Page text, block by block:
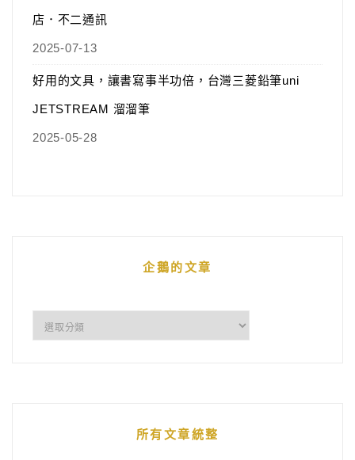
店．不二通訊
2025-07-13
好用的文具，讓書寫事半功倍，台灣三菱鉛筆uni
JETSTREAM 溜溜筆
2025-05-28
企鵝的文章
所有文章統整